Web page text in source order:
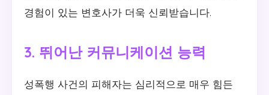
경험이 있는 변호사가 더욱 신뢰받습니다.
3. 뛰어난 커뮤니케이션 능력
성폭행 사건의 피해자는 심리적으로 매우 힘든